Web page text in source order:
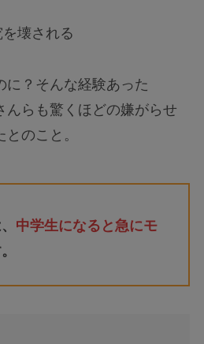
壊される
に？そんな経験あった
んらも驚くほどの嫌がらせ
のこと。
中学生になると急にモ